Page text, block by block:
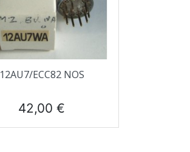
 Aperçu rapide
12AU7/ECC82 NOS
Prix
42,00 €